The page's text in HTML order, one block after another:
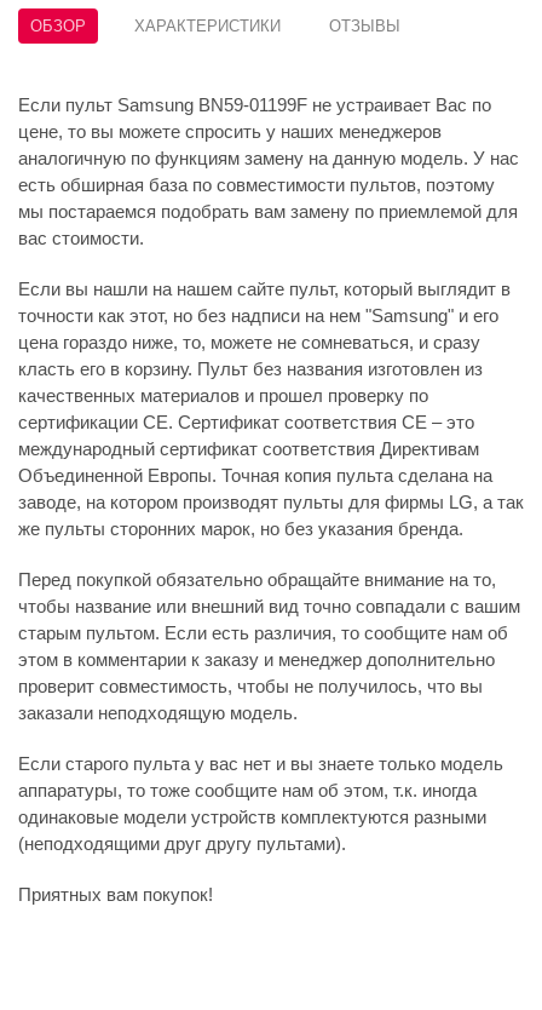
ОБЗОР ХАРАКТЕРИСТИКИ ОТЗЫВЫ
Если пульт Samsung BN59-01199F не устраивает Вас по
цене, то вы можете спросить у наших менеджеров
аналогичную по функциям замену на данную модель. У нас
есть обширная база по совместимости пультов, поэтому
мы постараемся подобрать вам замену по приемлемой для
вас стоимости.
Если вы нашли на нашем сайте пульт, который выглядит в
точности как этот, но без надписи на нем "Samsung" и его
цена гораздо ниже, то, можете не сомневаться, и сразу
класть его в корзину. Пульт без названия изготовлен из
качественных материалов и прошел проверку по
сертификации CE. Сертификат соответствия СЕ – это
международный сертификат соответствия Директивам
Объединенной Европы. Точная копия пульта сделана на
заводе, на котором производят пульты для фирмы LG, а так
же пульты сторонних марок, но без указания бренда.
Перед покупкой обязательно обращайте внимание на то,
чтобы название или внешний вид точно совпадали с вашим
старым пультом. Если есть различия, то сообщите нам об
этом в комментарии к заказу и менеджер дополнительно
проверит совместимость, чтобы не получилось, что вы
заказали неподходящую модель.
Если старого пульта у вас нет и вы знаете только модель
аппаратуры, то тоже сообщите нам об этом, т.к. иногда
одинаковые модели устройств комплектуются разными
(неподходящими друг другу пультами).
Приятных вам покупок!